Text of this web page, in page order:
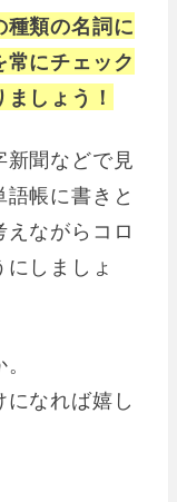
類の名詞に
にチェック
しょう！
新聞などで見
帳に書きと
ながらコロ
しましょ
なれば嬉し